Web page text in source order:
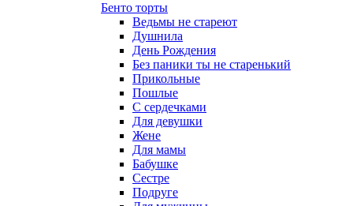
Бенто торты
Ведьмы не стареют
Душнила
День Рождения
Без паники ты не старенький
Прикольные
Пошлые
С сердечками
Для девушки
Жене
Для мамы
Бабушке
Сестре
Подруге